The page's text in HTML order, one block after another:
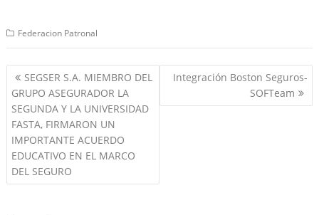
Federacion Patronal
Navegación
de
entradas
SEGSER S.A. MIEMBRO DEL
GRUPO ASEGURADOR LA
SEGUNDA Y LA UNIVERSIDAD
FASTA, FIRMARON UN
IMPORTANTE ACUERDO
EDUCATIVO EN EL MARCO
DEL SEGURO
Integración Boston Seguros-
SOFTeam